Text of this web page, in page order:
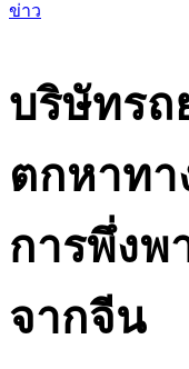
ข่าว
บริษัทร
ตกหาทา
การพึ่งพ
จากจีน